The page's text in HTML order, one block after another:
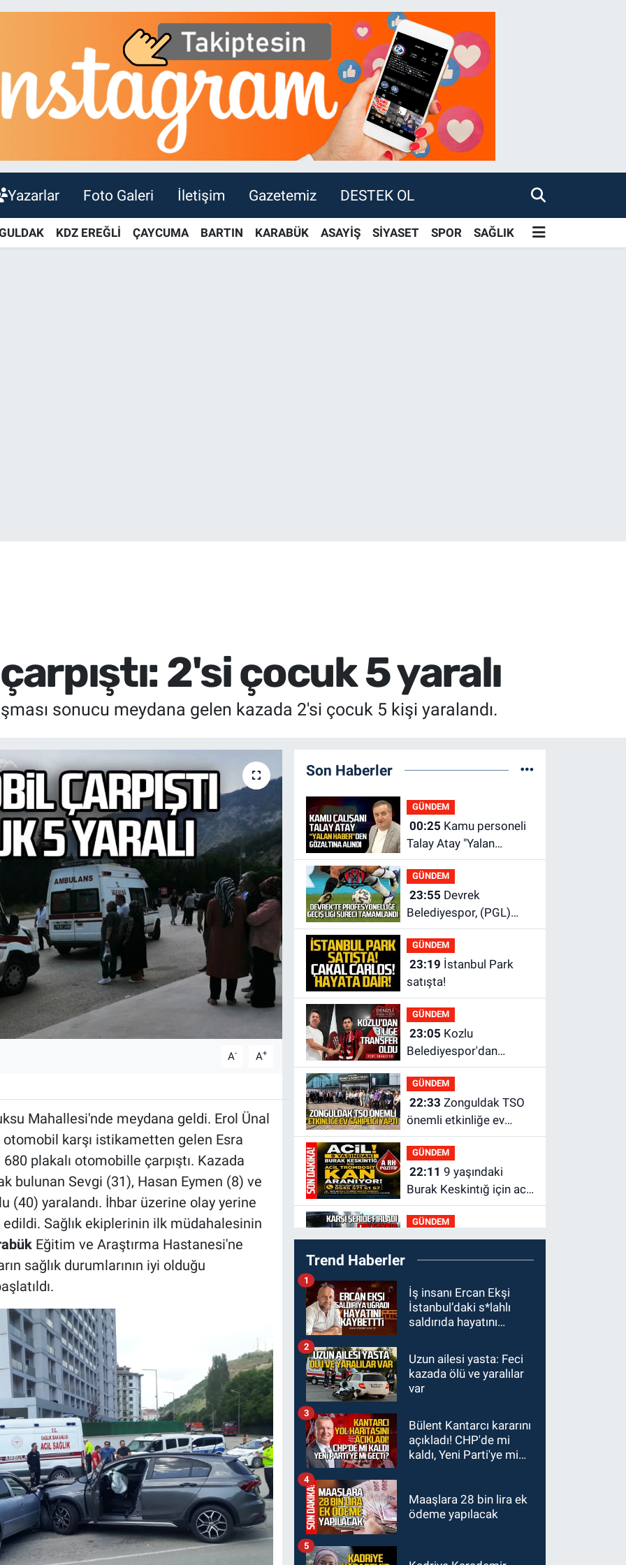
Yazarlar Foto Galeri İletişim Gazetemiz DESTEK OL
KDZ EREĞLİ ÇAYCUMA BARTIN KARABÜK ASAYİŞ SİYASET SPOR SAĞLIK
2'si çocuk 5 yaralı
sonucu meydana gelen kazada 2'si çocuk 5 kişi yaralandı.
A- A+
Mahallesi'nde meydana geldi. Erol Ünal
karşı istikametten gelen Esra
plakalı otomobille çarpıştı. Kazada
bulunan Sevgi (31), Hasan Eymen (8) ve
(40) yaralandı. İhbar üzerine olay yerine
Sağlık ekiplerinin ilk müdahalesinin
Eğitim ve Araştırma Hastanesi'ne
sağlık durumlarının iyi olduğu
Son Haberler
GÜNDEM
00:25
Talay Atay "Yalan
Haber"den gözaltına
alındı
GÜNDEM
23:55
Belediyespor, (PGL)
sürecini resmi olarak
tamamladı
GÜNDEM
23:19
satışta!
GÜNDEM
23:05
Belediyespor'dan
3.Lig'e transfer oldu
GÜNDEM
22:33
önemli etkinliğe ev
sahipliği yaptı
GÜNDEM
22:11
Burak Keskintığ için acil
Trombosit Arh (+) kana
ihtiyaç var
GÜNDEM
21:50Yoldan çıktı karşı
şeride fırladı: Çok
GÜNDEM
21:38Ercüment
Ünal'dan acık haber
dayanamadı
GÜNDEM
21:12Yönetim kulübü
önce borç batağına
görevden kaçtığını
resmen açıkladı
GÜNDEM
20:56Otomobilin
çarptığı yaşlı adam
Trend Haberler
İş insanı Ercan Ekşi
İstanbul’daki s*lahlı
saldırıda hayatını
1
Uzun ailesi yasta: Feci
kazada ölü ve yaralılar
var
2
Bülent Kantarcı kararını
açıkladı! CHP'de mi
kaldı, Yeni Parti'ye mi
3
Maaşlara 28 bin lira ek
ödeme yapılacak
4
5